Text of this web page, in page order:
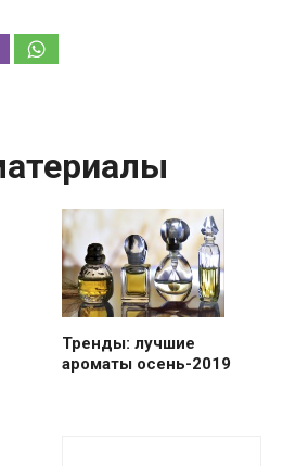
Тренды: лучшие
ароматы осень-2019